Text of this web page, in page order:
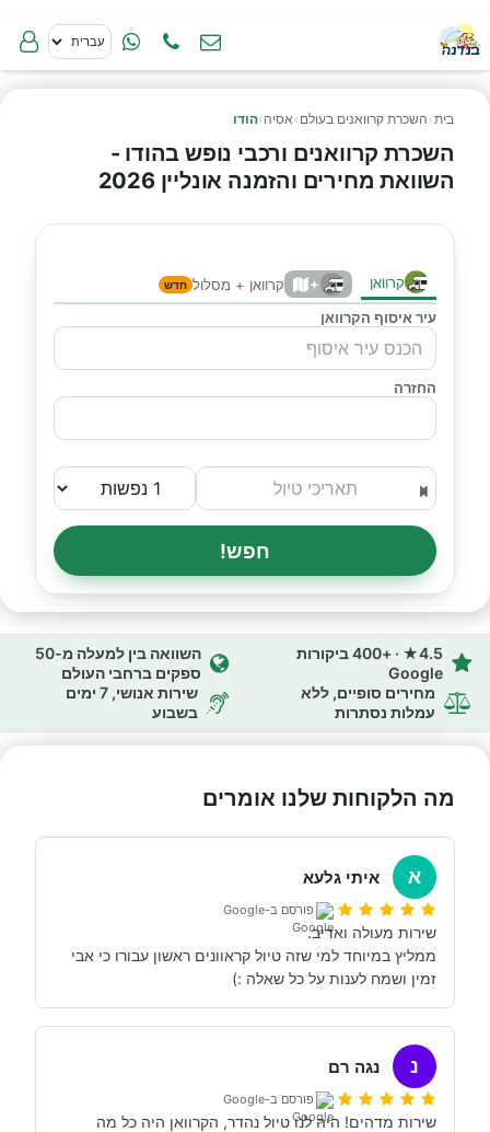
בית› השכרת קרוואנים בעולם › אסיה ›הודו
השכרת קרוואנים ורכבי נופש בהודו -
השוואת מחירים והזמנה אונליין 2026
קרוואן + קרוואן + מסלול חדש
עיר איסוף הקרוואן
החזרה
חפש!
4.5★ · +400 ביקורות
Google
השוואה בין למעלה מ-50
ספקים ברחבי העולם
מחירים סופיים, ללא
עמלות נסתרות
שירות אנושי, 7 ימים
בשבוע
מה הלקוחות שלנו אומרים
א איתי גלעא
פורסם ב-Google
זמין ושמח לענות על כל שאלה :)
נ נגה רם
פורסם ב-Google